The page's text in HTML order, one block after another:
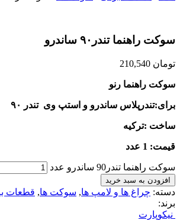
سوکت راهنما تندر۹۰ ساندرو
تومان
سوکت راهنما رنو
برای:تندرپلاس ساندرو و استپ وی تندر ۹۰
ساخت :ترکیه
قیمت: 1 عدد
سوکت راهنما تندر90 ساندرو عدد
افزودن به سبد خرید
دسته: چراغ ها و لامپ ها, سوکت ها, قطعات
برند:
نیکوپارت